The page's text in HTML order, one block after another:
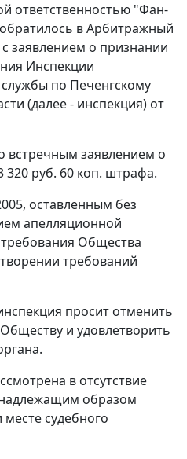
ответственностью "Фан-
в Арбитражный
заявлением о признании
Инспекции
по Печенгскому
(далее - инспекция) от
встречным заявлением о
руб. 60 коп. штрафа.
оставленным без
апелляционной
Общества
требований
просит отменить
и удовлетворить
в отсутствие
образом
судебного